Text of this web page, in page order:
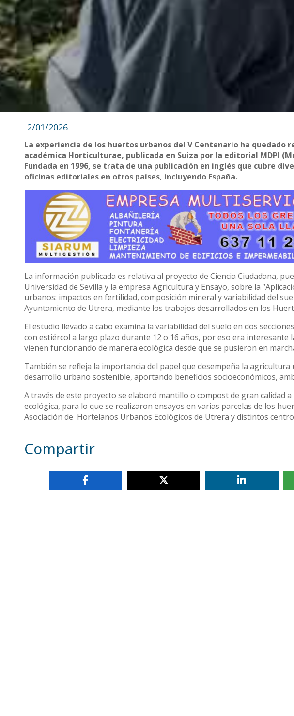
2/01/2026
La experiencia de los huertos urbanos del V Centenario ha quedado
académica Horticulturae, publicada en Suiza por la editorial MDPI
Fundada en 1996, se trata de una publicación en inglés que cubre
oficinas editoriales en otros países, incluyendo España.
La información publicada es relativa al proyecto de Ciencia Ciudadana,
Universidad de Sevilla y la empresa Agricultura y Ensayo, sobre la
urbanos: impactos en fertilidad, composición mineral y variabilidad del
Ayuntamiento de Utrera, mediante los trabajos desarrollados en los
El estudio llevado a cabo examina la variabilidad del suelo en dos
con estiércol a largo plazo durante 12 o 16 años, por eso era
vienen funcionando de manera ecológica desde que se pusieron en
También se refleja la importancia del papel que desempeña la
desarrollo urbano sostenible, aportando beneficios socioeconómicos,
A través de este proyecto se elaboró mantillo o compost de gran calidad
ecológica, para lo que se realizaron ensayos en varias parcelas de los
Asociación de Hortelanos Urbanos Ecológicos de Utrera y distintos
Compartir